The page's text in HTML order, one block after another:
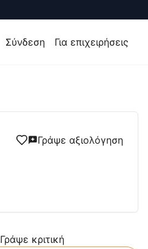
Σύνδεση Για επιχειρήσεις
Γράψε αξιολόγηση
Γράψε κριτική